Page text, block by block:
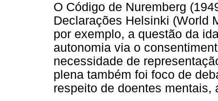
O Código de Nuremberg
Declarações Helsinki (World
por exemplo, a questão da
autonomia via o
necessidade de
plena também foi foco de
respeito de doentes mentais,